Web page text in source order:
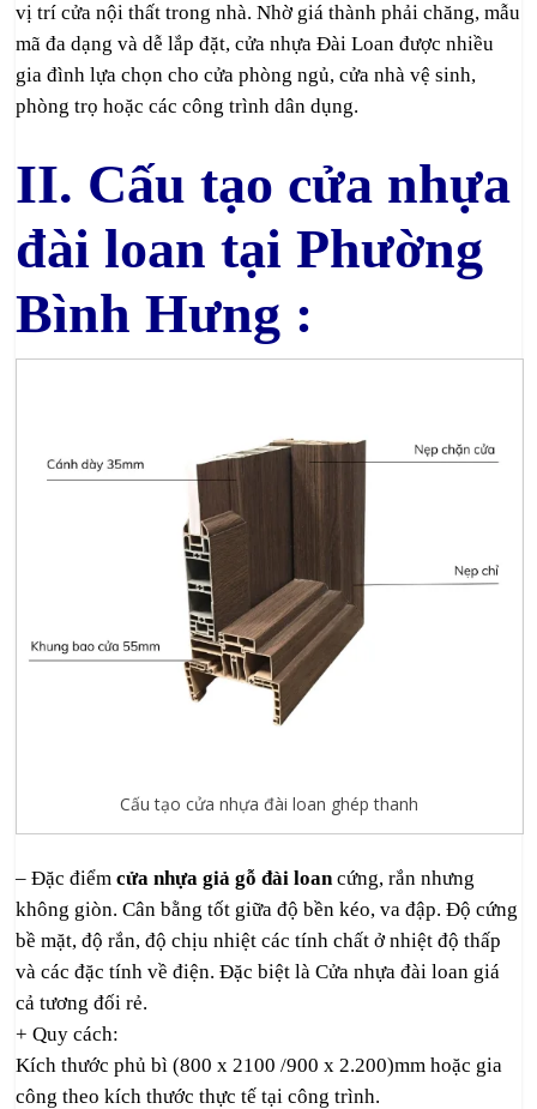
vị trí cửa nội thất trong nhà. Nhờ giá thành phải chăng, mẫu
mã đa dạng và dễ lắp đặt, cửa nhựa Đài Loan được nhiều
gia đình lựa chọn cho cửa phòng ngủ, cửa nhà vệ sinh,
phòng trọ hoặc các công trình dân dụng.
II. Cấu tạo cửa nhựa
đài loan tại Phường
Bình Hưng :
Cấu tạo cửa nhựa đài loan ghép thanh
– Đặc điểmcửa nhựa giả gỗ đài loancứng, rắn nhưng
không giòn. Cân bằng tốt giữa độ bền kéo, va đập. Độ cứng
bề mặt, độ rắn, độ chịu nhiệt các tính chất ở nhiệt độ thấp
và các đặc tính về điện. Đặc biệt là Cửa nhựa đài loan giá
cả tương đối rẻ.
+ Quy cách:
Kích thước phủ bì (800 x 2100 /900 x 2.200)mm hoặc gia
công theo kích thước thực tế tại công trình.